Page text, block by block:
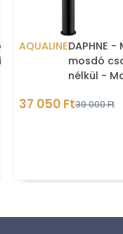
-
réz
AQUALINEDAPHNE
mosdó
nélkül -
37 050 Ft39 000 Ft